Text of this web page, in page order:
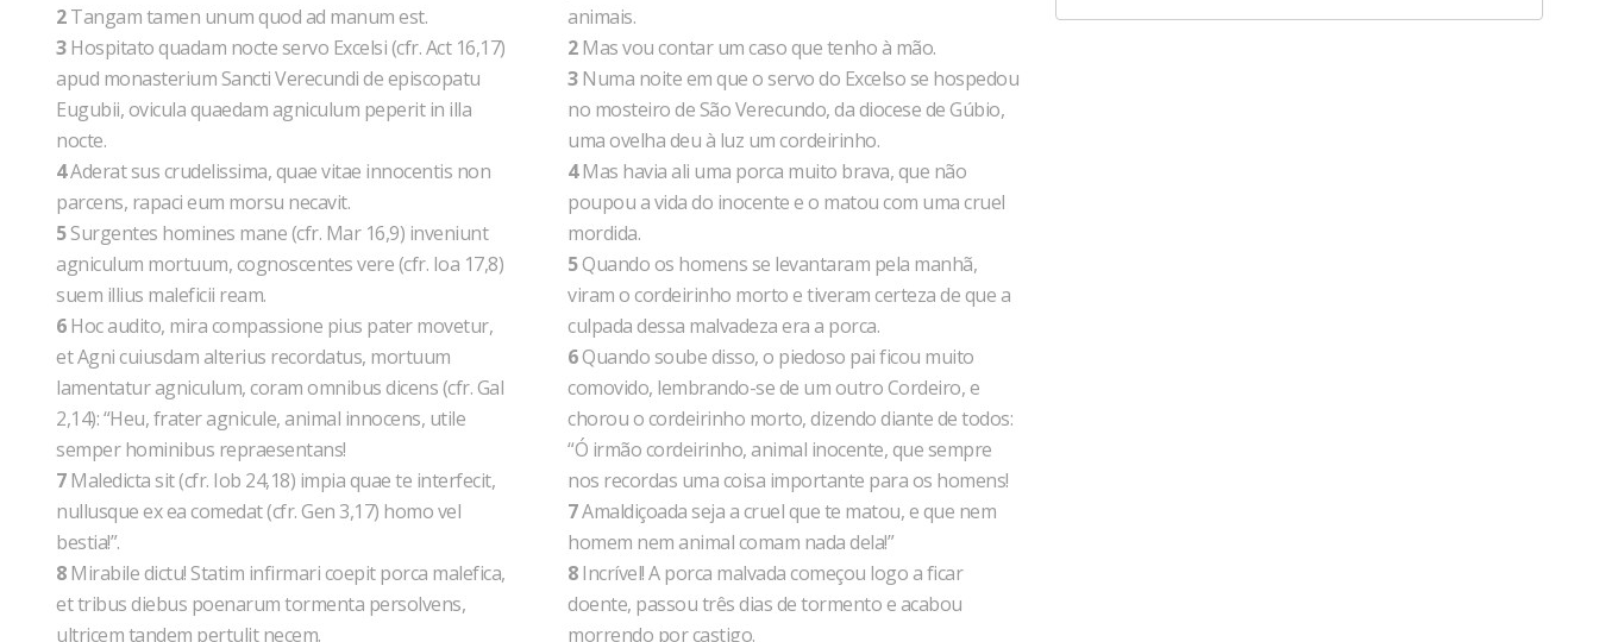
2Tangam tamen unum quod ad manum est.
3Hospitato quadam nocte servo Excelsi (cfr. Act 16,17)
apud monasterium Sancti Verecundi de episcopatu
Eugubii, ovicula quaedam agniculum peperit in illa
nocte.
4Aderat sus crudelissima, quae vitae innocentis non
parcens, rapaci eum morsu necavit.
5Surgentes homines mane (cfr. Mar 16,9) inveniunt
agniculum mortuum, cognoscentes vere (cfr. Ioa 17,8)
suem illius maleficii ream.
6Hoc audito, mira compassione pius pater movetur,
et Agni cuiusdam alterius recordatus, mortuum
lamentatur agniculum, coram omnibus dicens (cfr. Gal
2,14): “Heu, frater agnicule, animal innocens, utile
semper hominibus repraesentans!
7Maledicta sit (cfr. Iob 24,18) impia quae te interfecit,
nullusque ex ea comedat (cfr. Gen 3,17) homo vel
bestia!”.
8Mirabile dictu! Statim infirmari coepit porca malefica,
et tribus diebus poenarum tormenta persolvens,
ultricem tandem pertulit necem.
animais.
2Mas vou contar um caso que tenho à mão.
3Numa noite em que o servo do Excelso se hospedou
no mosteiro de São Verecundo, da diocese de Gúbio,
uma ovelha deu à luz um cordeirinho.
4Mas havia ali uma porca muito brava, que não
poupou a vida do inocente e o matou com uma cruel
mordida.
5Quando os homens se levantaram pela manhã,
viram o cordeirinho morto e tiveram certeza de que a
culpada dessa malvadeza era a porca.
6Quando soube disso, o piedoso pai ficou muito
comovido, lembrando-se de um outro Cordeiro, e
chorou o cordeirinho morto, dizendo diante de todos:
“Ó irmão cordeirinho, animal inocente, que sempre
nos recordas uma coisa importante para os homens!
7Amaldiçoada seja a cruel que te matou, e que nem
homem nem animal comam nada dela!”
8Incrível! A porca malvada começou logo a ficar
doente, passou três dias de tormento e acabou
morrendo por castigo.